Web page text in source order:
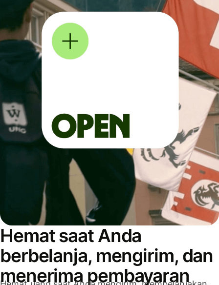
Hemat saat Anda
berbelanja, mengirim, dan
menerima pembayaran